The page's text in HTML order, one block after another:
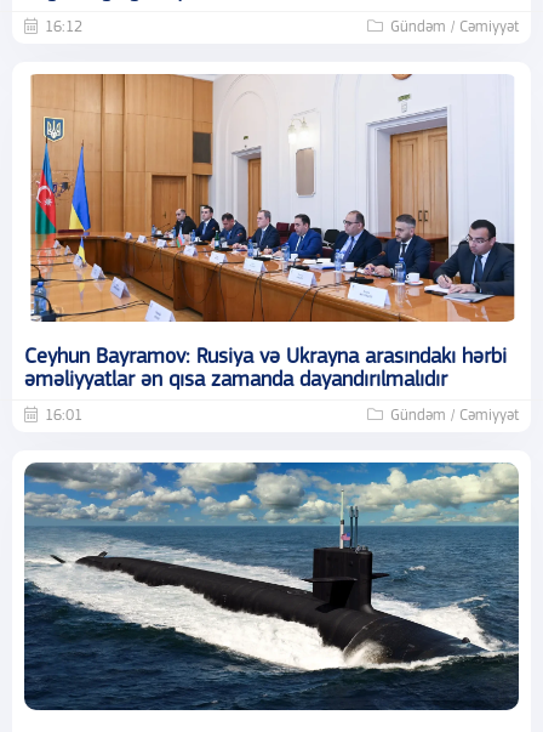
16:12 Gündəm / Cəmiyyət
Ceyhun Bayramov: Rusiya və Ukrayna arasındakı hərbi
əməliyyatlar ən qısa zamanda dayandırılmalıdır
16:01 Gündəm / Cəmiyyət